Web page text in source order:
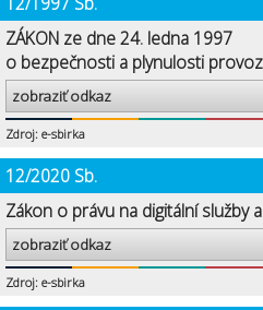
ZÁKON ze dne 24. ledna 1997
o bezpečnosti a plynulosti
zobraziť odkaz
Zdroj: e-sbirka
12/2020 Sb.
Zákon o právu na digitální služby
zobraziť odkaz
Zdroj: e-sbirka